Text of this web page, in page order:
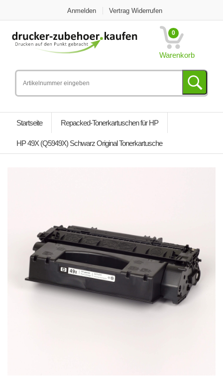
Anmelden Vertrag Widerrufen
0
Warenkorb
Startseite Repacked-Tonerkartuschen für HP
HP 49X (Q5949X) Schwarz Original Tonerkartusche